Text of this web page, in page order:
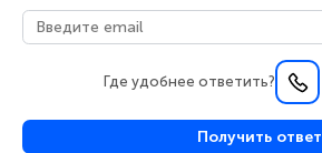
Где удобнее ответить?
Получить ответ